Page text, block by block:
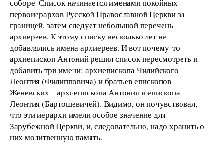
соборе. Список начинается именами покойных
первоиерархов Русской Православной Церкви за
границей, затем следует небольшой перечень
архиереев. К этому списку несколько лет не
добавлялись имена архиереев. И вот почему-то
архиепископ Антоний решил список пересмотреть и
добавить три имени: архиепископа Чилийского
Леонтия (Филипповича) и братьев епископов
Женевских – архиепископа Антония и епископа
Леонтия (Бартошевичей). Видимо, он почувствовал,
что эти иерархи имели особое значение для
Зарубежной Церкви, и, следовательно, надо хранить о
них молитвенную память.